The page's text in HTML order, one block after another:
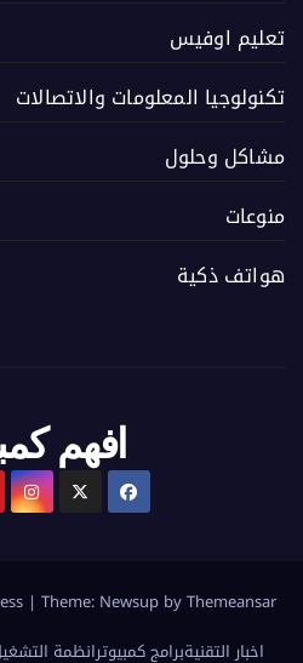
تعليم اوفيس
تكنولوجيا المعلومات والاتصالات
مشاكل وحلول
منوعات
هواتف ذكية
افهم
| Theme: Newsup byThemeansar
اخبار التقنيةبرامج كمبيوترانظمة